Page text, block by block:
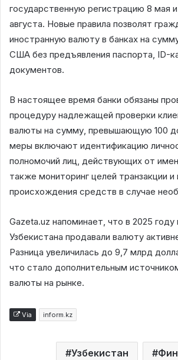
государственную регистрацию 8 мая
августа. Новые правила позволят
иностранную валюту в банках на
США без предъявления паспорта, ID-
документов.
В настоящее время банки обязаны
процедуру надлежащей проверки
валюты на сумму, превышающую 100
меры включают идентификацию
полномочий лиц, действующих от
также мониторинг целей транзакции и
происхождения средств в случае
Gazeta.uz напоминает, что в 2025 году
Узбекистана продавали валюту
Разница увеличилась до 9,7 млрд
что стало дополнительным
валюты на рынке.
Via inform.kz
Узбекистан